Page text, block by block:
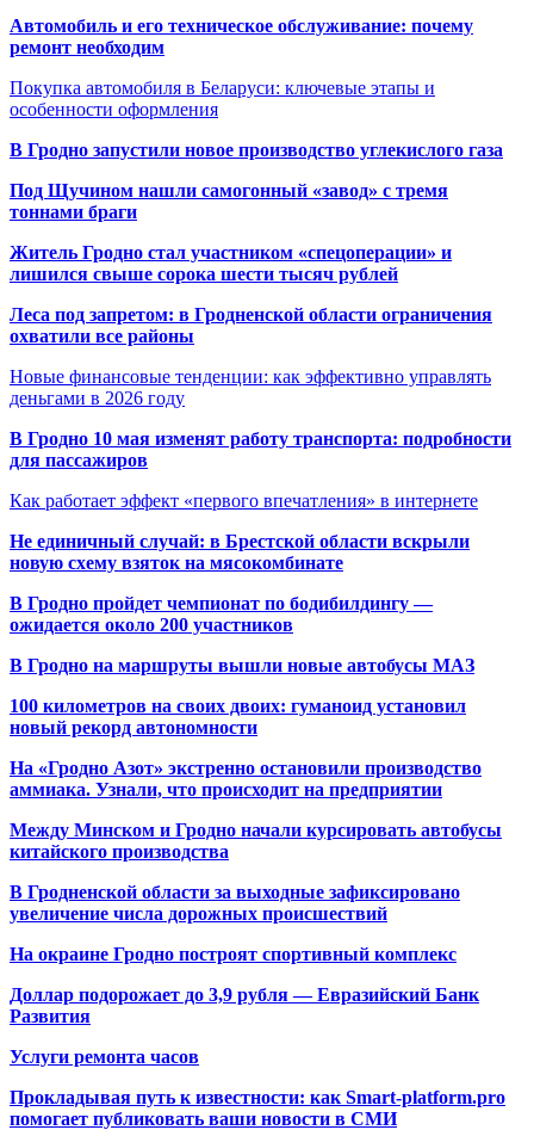
Автомобиль и его техническое обслуживание: почему
ремонт необходим
Покупка автомобиля в Беларуси: ключевые этапы и
особенности оформления
В Гродно запустили новое производство углекислого газа
Под Щучином нашли самогонный «завод» с тремя
тоннами браги
Житель Гродно стал участником «спецоперации» и
лишился свыше сорока шести тысяч рублей
Леса под запретом: в Гродненской области ограничения
охватили все районы
Новые финансовые тенденции: как эффективно управлять
деньгами в 2026 году
В Гродно 10 мая изменят работу транспорта: подробности
для пассажиров
Как работает эффект «первого впечатления» в интернете
Не единичный случай: в Брестской области вскрыли
новую схему взяток на мясокомбинате
В Гродно пройдет чемпионат по бодибилдингу —
ожидается около 200 участников
В Гродно на маршруты вышли новые автобусы МАЗ
100 километров на своих двоих: гуманоид установил
новый рекорд автономности
На «Гродно Азот» экстренно остановили производство
аммиака. Узнали, что происходит на предприятии
Между Минском и Гродно начали курсировать автобусы
китайского производства
В Гродненской области за выходные зафиксировано
увеличение числа дорожных происшествий
На окраине Гродно построят спортивный комплекс
Доллар подорожает до 3,9 рубля — Евразийский Банк
Развития
Услуги ремонта часов
Прокладывая путь к известности: как Smart-platform.pro
помогает публиковать ваши новости в СМИ